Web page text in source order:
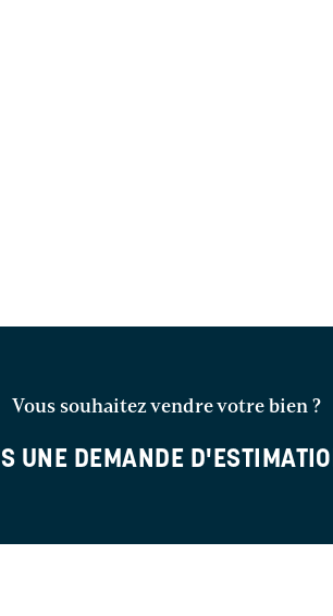
Vous souhaitez vendre votre bien ?
UNE DEMANDE